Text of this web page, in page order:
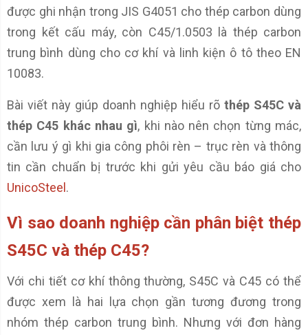
được ghi nhận trong JIS G4051 cho thép carbon dùng
trong kết cấu máy, còn C45/1.0503 là thép carbon
trung bình dùng cho cơ khí và linh kiện ô tô theo EN
10083.
Bài viết này giúp doanh nghiệp hiểu rõ thép S45C và
thép C45 khác nhau gì, khi nào nên chọn từng mác,
cần lưu ý gì khi gia công phôi rèn – trục rèn và thông
tin cần chuẩn bị trước khi gửi yêu cầu báo giá cho
UnicoSteel .
Vì sao doanh nghiệp cần phân biệt thép
S45C và thép C45?
Với chi tiết cơ khí thông thường, S45C và C45 có thể
được xem là hai lựa chọn gần tương đương trong
nhóm thép carbon trung bình. Nhưng với đơn hàng